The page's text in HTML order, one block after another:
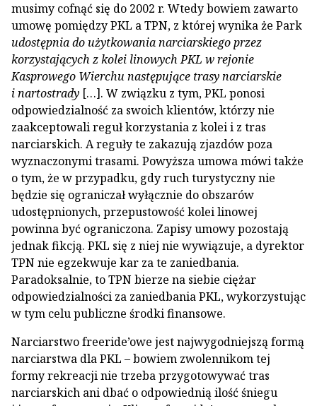
musimy cofnąć się do 2002 r. Wtedy bowiem zawarto
umowę pomiędzy PKL a TPN, z której wynika że Park
udostępnia do użytkowania narciarskiego przez
korzystających z kolei linowych PKL w rejonie
Kasprowego Wierchu następujące trasy narciarskie
i nartostrady […]. W związku z tym, PKL ponosi
odpowiedzialność za swoich klientów, którzy nie
zaakceptowali reguł korzystania z kolei i z tras
narciarskich. A reguły te zakazują zjazdów poza
wyznaczonymi trasami. Powyższa umowa mówi także
o tym, że w przypadku, gdy ruch turystyczny nie
będzie się ograniczał wyłącznie do obszarów
udostępnionych, przepustowość kolei linowej
powinna być ograniczona. Zapisy umowy pozostają
jednak fikcją. PKL się z niej nie wywiązuje, a dyrektor
TPN nie egzekwuje kar za te zaniedbania.
Paradoksalnie, to TPN bierze na siebie ciężar
odpowiedzialności za zaniedbania PKL, wykorzystując
w tym celu publiczne środki finansowe.
Narciarstwo freeride’owe jest najwygodniejszą formą
narciarstwa dla PKL – bowiem zwolennikom tej
formy rekreacji nie trzeba przygotowywać tras
narciarskich ani dbać o odpowiednią ilość śniegu